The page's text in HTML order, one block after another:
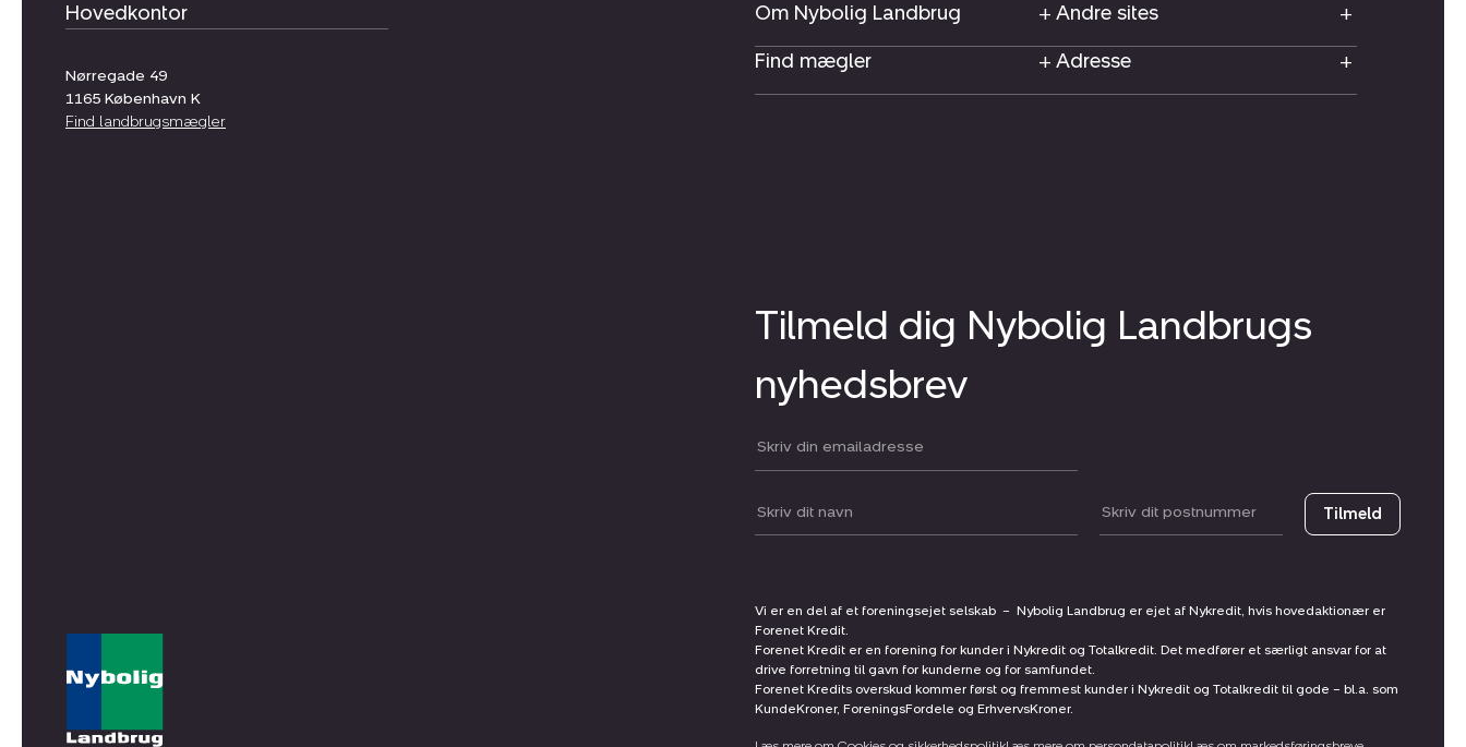
Hovedkontor
Nørregade 49
1165 København K
Find landbrugsmægler
Om Nybolig Landbrug
Andre sites
Find mægler
Adresse
Tilmeld dig Nybolig Landbrugs
nyhedsbrev
Din email:
Dit navn: Postnummer Tilmeld
Vi er en del af et foreningsejet selskab – Nybolig Landbrug er ejet af Nykredit, hvis hovedaktionær er
Forenet Kredit.
Forenet Kredit er en forening for kunder i Nykredit og Totalkredit. Det medfører et særligt ansvar for at
drive forretning til gavn for kunderne og for samfundet.
Forenet Kredits overskud kommer først og fremmest kunder i Nykredit og Totalkredit til gode – bl.a. som
KundeKroner, ForeningsFordele og ErhvervsKroner.